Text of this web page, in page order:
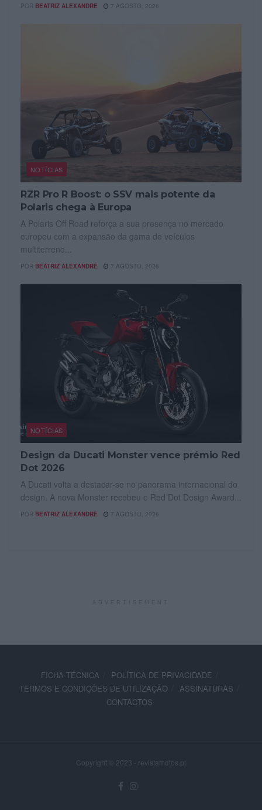
POR BEATRIZ ALEXANDRE 7 AGOSTO, 2026
NOTÍCIAS
RZR Pro R Boost: o SSV mais potente da
Polaris chega à Europa
A Polaris Off Road reforça a sua presença no mercado
europeu com a expansão da gama de veículos
multiterreno...
POR BEATRIZ ALEXANDRE 7 AGOSTO, 2026
NOTÍCIAS
Design da Ducati Monster vence prémio Red
Dot 2026
A Ducati volta a destacar-se no panorama internacional do
design. A nova Monster recebeu o Red Dot Design Award...
POR BEATRIZ ALEXANDRE 7 AGOSTO, 2026
FICHA TÉCNICA
POLÍTICA DE PRIVACIDADE
TERMOS E CONDIÇÕES DE UTILIZAÇÃO
ASSINATURAS
CONTACTOS
Copyright © 2023 - revistamotos.pt